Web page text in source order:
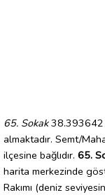
65. Sokak38.393642
almaktadır. Semt/
ilçesine bağlıdır. 65.
harita merkezinde
Rakımı (deniz